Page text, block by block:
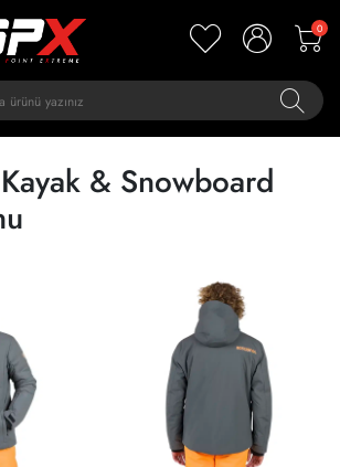
0
& Snowboard